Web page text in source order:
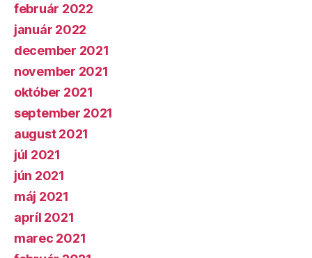
február 2022
január 2022
december 2021
november 2021
október 2021
september 2021
august 2021
júl 2021
jún 2021
máj 2021
apríl 2021
marec 2021